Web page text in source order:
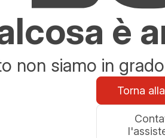
è
non siamo in
Torna